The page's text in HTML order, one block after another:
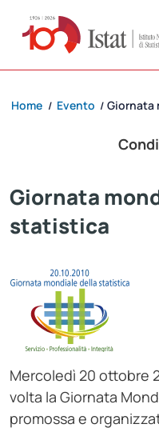
Home / Evento / Giornata
Giornata
statistica
Mercoledì 20 ottobre
volta la Giornata
promossa e